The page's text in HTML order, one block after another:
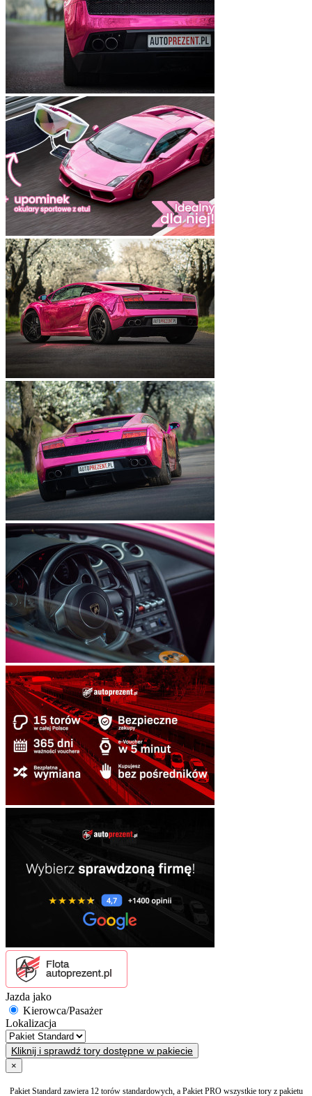
Jazda jako
Kierowca/Pasażer
Lokalizacja
Kliknij i sprawdź tory dostępne w pakiecie
×
Pakiet Standard zawiera 12 torów standardowych, a Pakiet PRO wszystkie tory z pakietu